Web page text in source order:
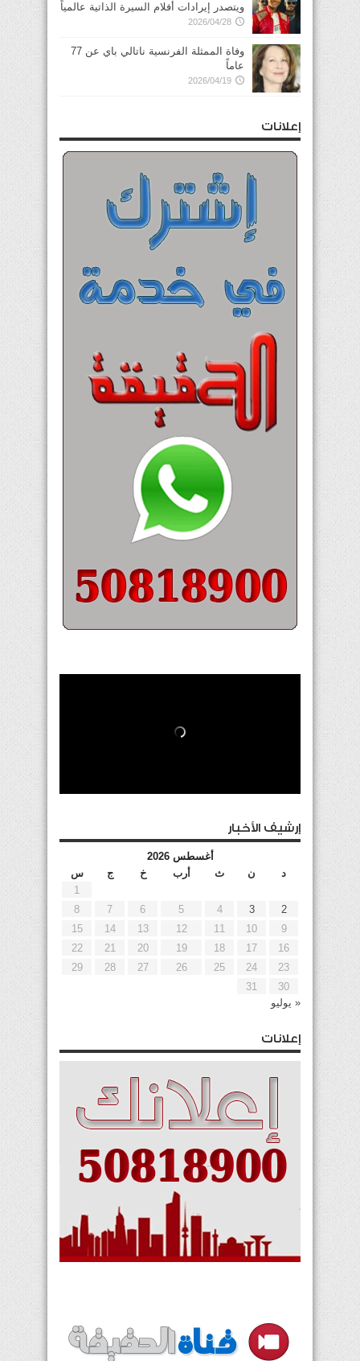
ويتصدر إيرادات أفلام السيرة الذاتية عالمياً
2026/04/28
وفاة الممثلة الفرنسية ناتالي باي عن 77
عاماً
2026/04/19
إعلانات
إرشيف الأخبار
أغسطس 2026
د
ن ث أرب خ ج
س
1
2
3
4
5
6
7
8
9
10
11
12
13
14
15
16
17
18
19
20
21
22
23
24
25
26
27
28
29
30
31
« يوليو
إعلانات